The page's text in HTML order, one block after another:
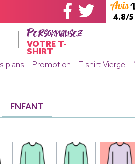
4.8/5
Personnalisez
VOTRE T-
SHIRT
plans Promotion T-shirt Vierge
ENFANT